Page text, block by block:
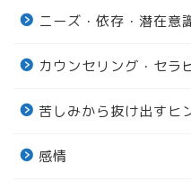
ニーズ・依存・潜在意
カウンセリング・セラ
苦しみから抜け出すヒ
感情